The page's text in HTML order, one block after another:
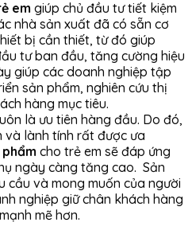
em giúp chủ đầu tư tiết kiệm
nhà sản xuất đã có sẵn cơ
bị cần thiết, từ đó giúp
tư ban đầu, tăng cường hiệu
giúp các doanh nghiệp tập
sản phẩm, nghiên cứu thị
hàng mục tiêu.
là ưu tiên hàng đầu. Do đó,
và lành tính rất được ưa
cho trẻ em sẽ đáp ứng
ngày càng tăng cao. Sản
cầu và mong muốn của người
nghiệp giữ chân khách hàng
mẽ hơn.